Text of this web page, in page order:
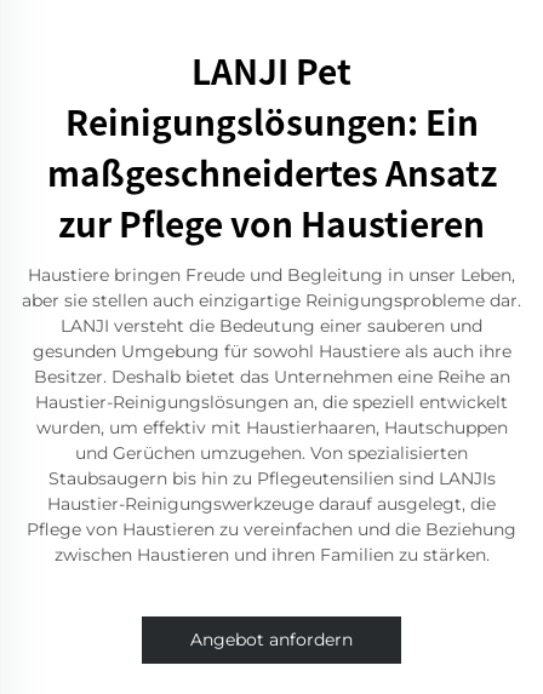
LANJI Pet
Reinigungslösungen: Ein
maßgeschneidertes Ansatz
zur Pflege von Haustieren
Haustiere bringen Freude und Begleitung in unser Leben,
aber sie stellen auch einzigartige Reinigungsprobleme dar.
LANJI versteht die Bedeutung einer sauberen und
gesunden Umgebung für sowohl Haustiere als auch ihre
Besitzer. Deshalb bietet das Unternehmen eine Reihe an
Haustier-Reinigungslösungen an, die speziell entwickelt
wurden, um effektiv mit Haustierhaaren, Hautschuppen
und Gerüchen umzugehen. Von spezialisierten
Staubsaugern bis hin zu Pflegeutensilien sind LANJIs
Haustier-Reinigungswerkzeuge darauf ausgelegt, die
Pflege von Haustieren zu vereinfachen und die Beziehung
zwischen Haustieren und ihren Familien zu stärken.
Angebot anfordern